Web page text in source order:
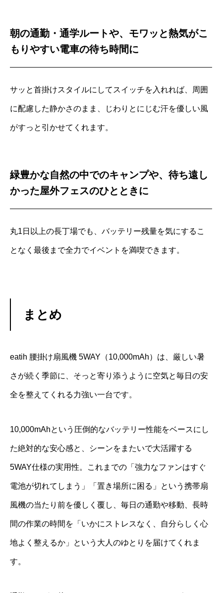
朝の通勤・通学ルートや、モワッと熱気がこ
もりやすい電車の待ち時間に
サッと首掛けスタイルにしてスイッチを入れれば、周囲
に配慮した静かさのまま、じわりとにじむ汗を優しい風
がすっと引かせてくれます。
緑豊かな自然の中でのキャンプや、待ち遠し
かった屋外フェスのひとときに
丸1日以上の長丁場でも、バッテリー残量を気にするこ
となく最後まで全力でイベントを満喫できます。
まとめ
eatih 腰掛け扇風機 5WAY（10,000mAh）は、厳しい暑
さが続く季節に、そっと寄り添うように空気と毎日の安
全を整えてくれる力強い一台です。
10,000mAhという圧倒的なバッテリー性能をベースにし
た絶対的な安心感と、シーンをまたいで大活躍する
5WAY仕様の実用性。これまでの「強力なファンはすぐ
電池が切れてしまう」「置き場所に困る」という携帯扇
風機の当たり前を優しく覆し、毎日の通勤や移動、長時
間の作業の時間を「いかにストレスなく、自分らしく心
地よく整えるか」という大人のゆとりを届けてくれま
す。